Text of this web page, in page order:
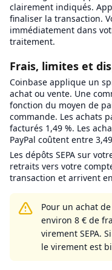
clairement indiqués.
finaliser la transaction.
immédiatement dans
traitement.
Frais, limites et
Coinbase applique un
achat ou vente. Une
fonction du moyen de
commande. Les achats
facturés 1,49 %. Les
PayPal coûtent entre
Les dépôts SEPA sur
retraits vers votre
transaction et arrivent
Pour un achat
environ 8 € de
virement SEPA.
le virement est